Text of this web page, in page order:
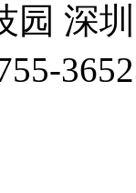
园 深